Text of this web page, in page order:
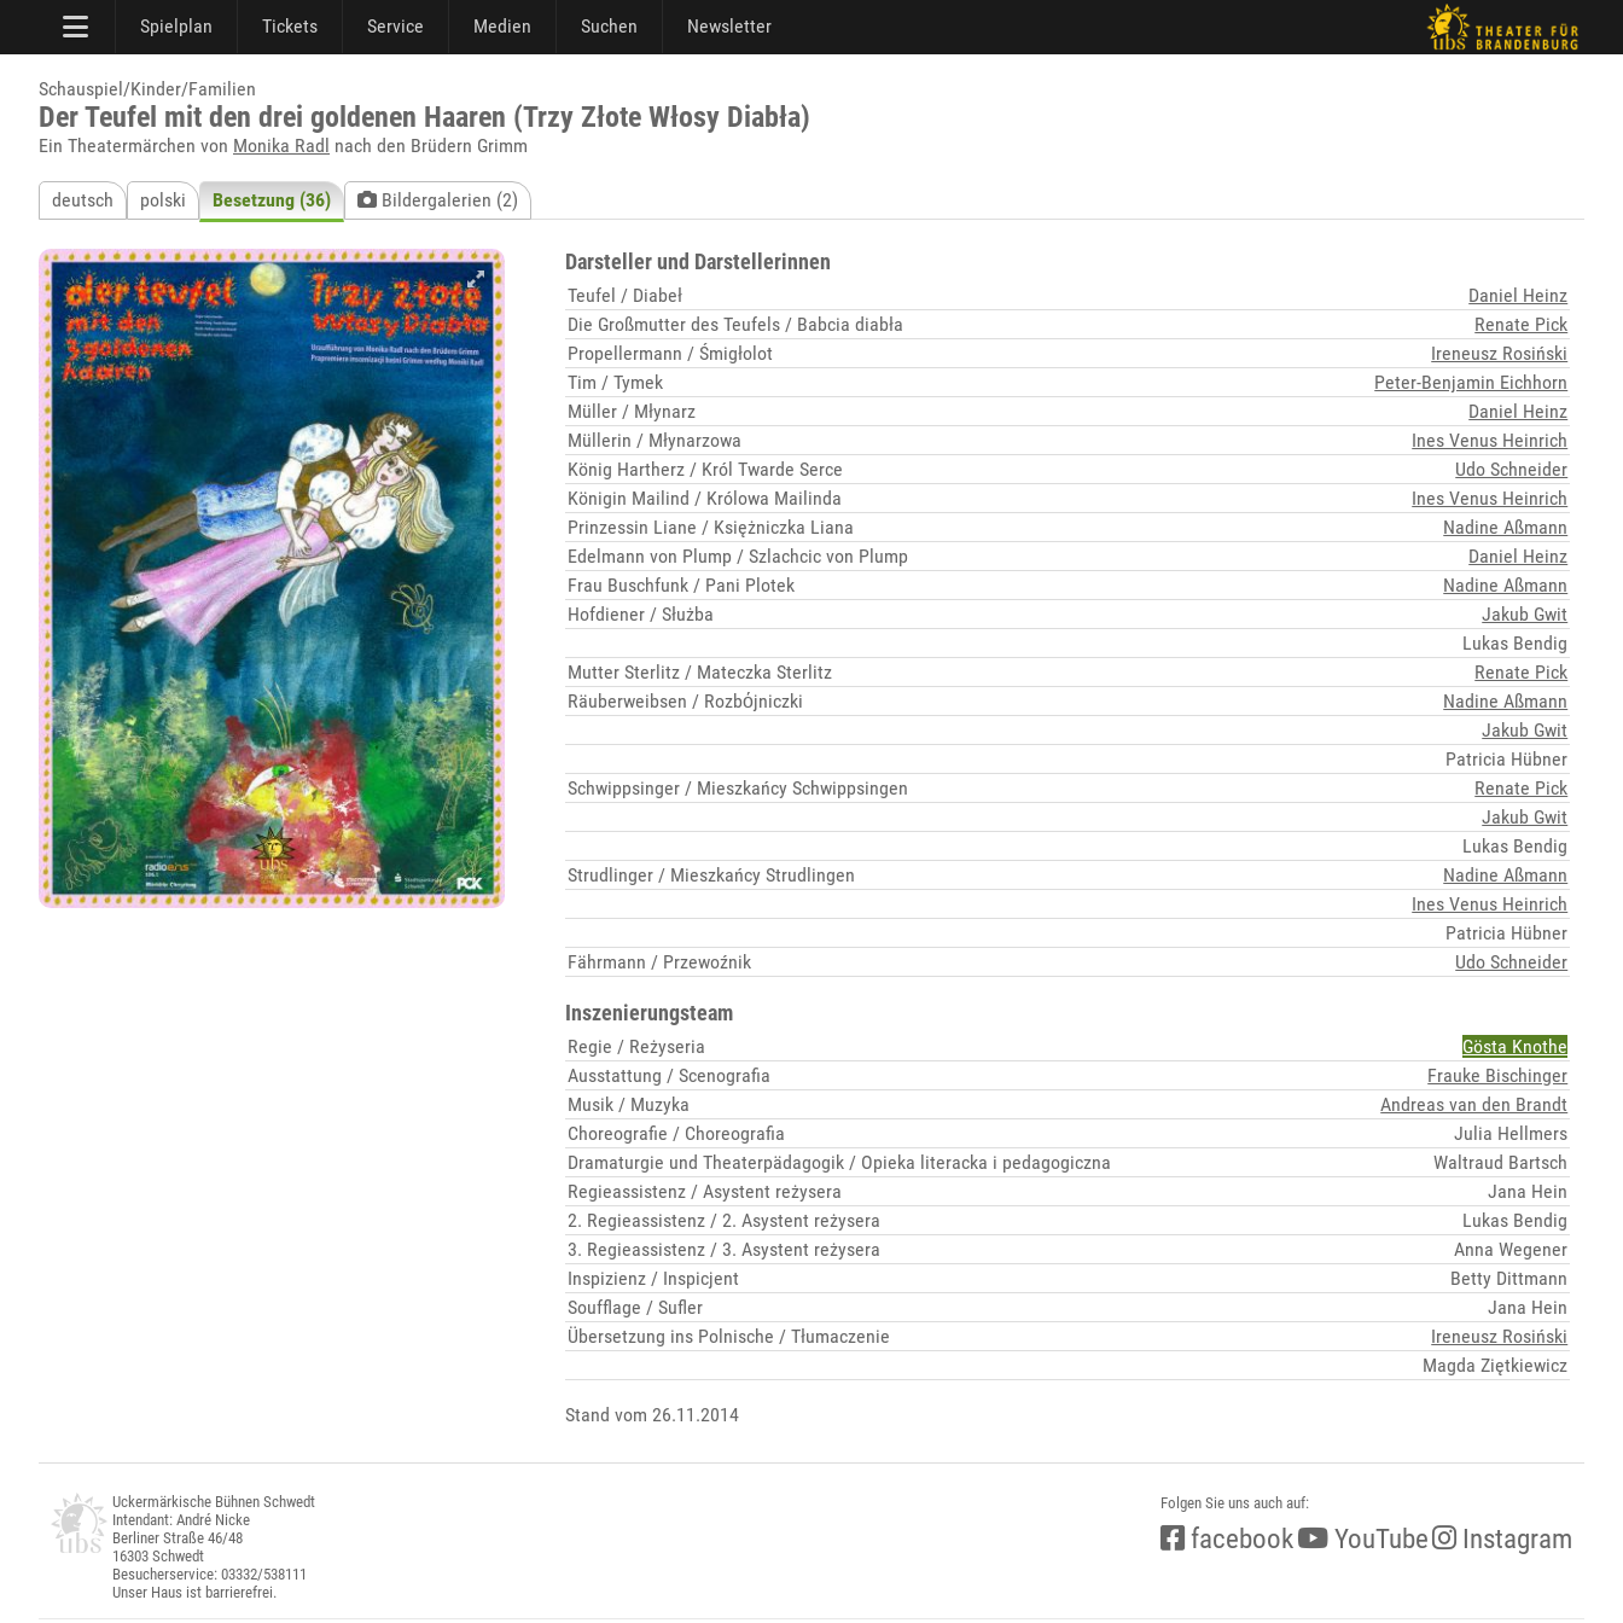
Spielplan Tickets Service Medien Suchen Newsletter
Schauspiel/Kinder/Familien
Der Teufel mit den drei goldenen Haaren (Trzy Złote Włosy Diabła)
Ein Theatermärchen von Monika Radl nach den Brüdern Grimm
deutsch polski Besetzung (36) Bildergalerien (2)
Darsteller und Darstellerinnen
Teufel / Diabeł
Daniel Heinz
Die Großmutter des Teufels / Babcia diabła
Renate Pick
Propellermann / Śmigłolot
Ireneusz Rosiński
Tim / Tymek
Peter-Benjamin Eichhorn
Müller / Młynarz
Daniel Heinz
Müllerin / Młynarzowa
Ines Venus Heinrich
König Hartherz / Król Twarde Serce
Udo Schneider
Königin Mailind / Królowa Mailinda
Ines Venus Heinrich
Prinzessin Liane / Księżniczka Liana
Nadine Aßmann
Edelmann von Plump / Szlachcic von Plump
Daniel Heinz
Frau Buschfunk / Pani Plotek
Nadine Aßmann
Hofdiener / Służba
Jakub Gwit
Lukas Bendig
Mutter Sterlitz / Mateczka Sterlitz
Renate Pick
Räuberweibsen / Rozbόjniczki
Nadine Aßmann
Jakub Gwit
Patricia Hübner
Schwippsinger / Mieszkańcy Schwippsingen
Renate Pick
Jakub Gwit
Lukas Bendig
Strudlinger / Mieszkańcy Strudlingen
Nadine Aßmann
Ines Venus Heinrich
Patricia Hübner
Fährmann / Przewoźnik
Udo Schneider
Inszenierungsteam
Regie / Reżyseria
Gösta Knothe
Ausstattung / Scenografia
Frauke Bischinger
Musik / Muzyka
Andreas van den Brandt
Choreografie / Choreografia
Julia Hellmers
Dramaturgie und Theaterpädagogik / Opieka literacka i pedagogiczna
Waltraud Bartsch
Regieassistenz / Asystent reżysera
Jana Hein
2. Regieassistenz / 2. Asystent reżysera
Lukas Bendig
3. Regieassistenz / 3. Asystent reżysera
Anna Wegener
Inspizienz / Inspicjent
Betty Dittmann
Soufflage / Sufler
Jana Hein
Übersetzung ins Polnische / Tłumaczenie
Ireneusz Rosiński
Magda Ziętkiewicz
Stand vom 26.11.2014
Uckermärkische Bühnen Schwedt
Intendant: André Nicke
Berliner Straße 46/48
16303 Schwedt
Besucherservice: 03332/538111
Unser Haus ist barrierefrei.
Folgen Sie uns auch auf:
facebook YouTube Instagram